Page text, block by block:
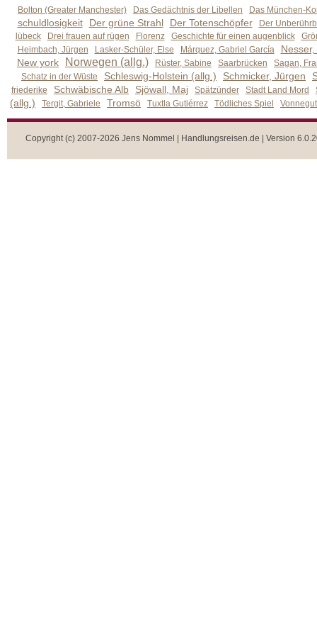
Bolton (Greater Manchester) Das Gedächtnis der Libellen Das München-
schuldlosigkeit Der grüne Strahl Der Totenschöpfer
Der
lübeck
Drei frauen auf rügen Florenz Geschichte für einen augenblick
Heimbach, Jürgen
Lasker-Schüler, Else Márquez, Gabriel García
New york
Norwegen (allg.) Rüster, Sabine Saarbrücken
Sagan,
Schatz in der Wüste
Schleswig-Holstein (allg.) Schmicker, Jürgen
friederike Schwäbische Alb Sjöwall, Maj Spätzünder Stadt Land Mord
(allg.) Tergit, Gabriele Tromsö Tuxtla Gutiérrez Tödliches Spiel
Copyright (c) 2007-2026 Jens Nommel | Handlungsreisen.de | Version